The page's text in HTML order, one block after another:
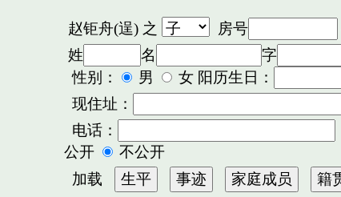
赵钜舟(逞)之 房号
姓
名 字
性别：
男 女 阳历生日：
现住址：
电话：
公开
不公开
加载